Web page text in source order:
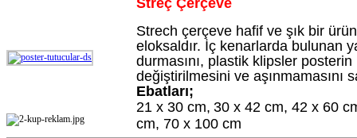
Streç Çerçeve
Strech çerçeve hafif ve şık bir
eloksaldır. İç kenarlarda bulunan
durmasını, plastik klipsler
değiştirilmesini ve aşınmamasını
Ebatları;
21 x 30 cm, 30 x 42 cm, 42 x 60
cm, 70 x 100 cm